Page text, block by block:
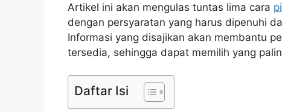
Artikel ini akan mengulas tuntas lima cara
dengan persyaratan yang harus dipenuhi
Informasi yang disajikan akan membantu
tersedia, sehingga dapat memilih yang
Daftar Isi